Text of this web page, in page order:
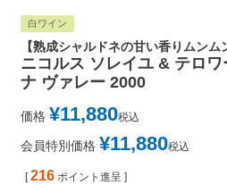
白ワイン
【熟成シャルドネの甘い香りムンム
ニコルス ソレイユ & テロ
ナ ヴァレー 2000
価格 ¥11,880税込
会員特別価格 ¥11,880税込
[ 216 ポイント進呈 ]